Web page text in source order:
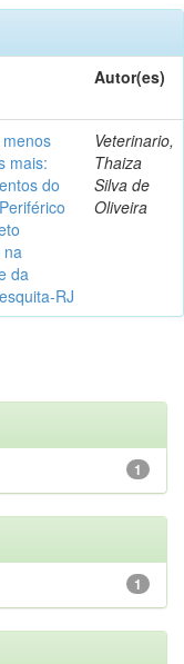
Autor(es)
mais:
do
na
da
RJ
Veterinario,
Thaiza
Silva de
Oliveira
1
1